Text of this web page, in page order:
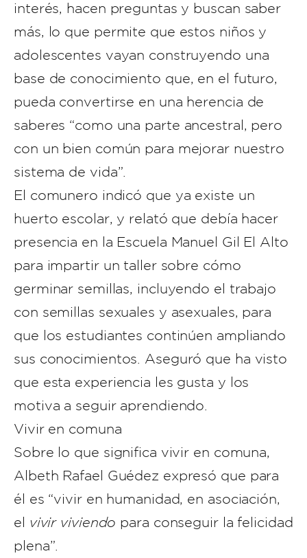
interés, hacen preguntas y buscan saber
más, lo que permite que estos niños y
adolescentes vayan construyendo una
base de conocimiento que, en el futuro,
pueda convertirse en una herencia de
saberes “como una parte ancestral, pero
con un bien común para mejorar nuestro
sistema de vida”.
El comunero indicó que ya existe un
huerto escolar, y relató que debía hacer
presencia en la Escuela Manuel Gil El Alto
para impartir un taller sobre cómo
germinar semillas, incluyendo el trabajo
con semillas sexuales y asexuales, para
que los estudiantes continúen ampliando
sus conocimientos. Aseguró que ha visto
que esta experiencia les gusta y los
motiva a seguir aprendiendo.
Vivir en comuna
Sobre lo que significa vivir en comuna,
Albeth Rafael Guédez expresó que para
él es “vivir en humanidad, en asociación,
el vivir viviendo para conseguir la felicidad
plena”.